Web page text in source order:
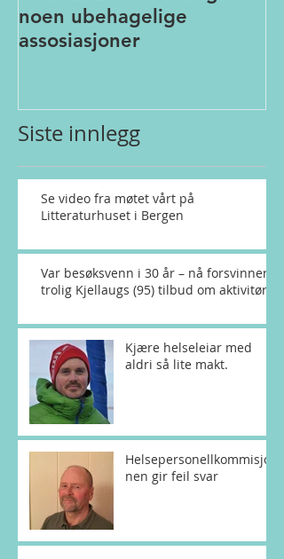
noen ubehagelige
assosiasjoner
Siste innlegg
Se video fra møtet vårt på
Litteraturhuset i Bergen
Var besøksvenn i 30 år – nå forsvinner
trolig Kjellaugs (95) tilbud om aktivitør
Kjære helseleiar med
aldri så lite makt.
Helsepersonellkommisjo
nen gir feil svar